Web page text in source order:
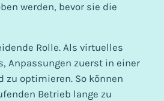
werden, bevor sie die
Rolle. Als virtuelles
Anpassungen zuerst in einer
zu optimieren. So können
Betrieb lange zu